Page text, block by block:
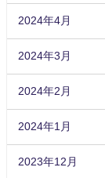
2024年4月
2024年3月
2024年2月
2024年1月
2023年12月